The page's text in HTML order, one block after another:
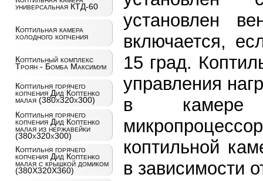
универсальная КТД-60
Коптильная камера
холодного копчения
Коптильный комплекс
Троян - Бомба Максимум
Коптильня горячего
копчения Дид Коптенко
малая (380x320x300)
Коптильня горячего
копчения Дид Коптенко
малая из нержавейки
(380x320x300)
Коптильня горячего
копчения Дид Коптенко
малая с крышкой домиком
(380X320X360)
установлен
включается,
15 град.
управления
в камере
коптильной
в зависимости